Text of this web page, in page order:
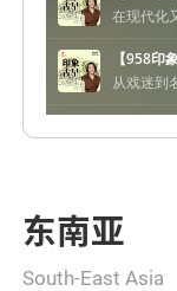
东南亚
South-East Asia